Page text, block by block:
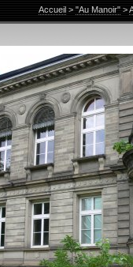
Accueil> "Au Manoir">